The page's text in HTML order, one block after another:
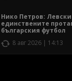
Нико Петров: Левски
единствените
българския футбол
8 авг 2026 | 14:13